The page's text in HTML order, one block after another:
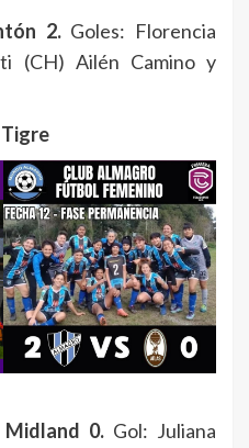
2.Goles: Florencia
(CH) Ailén Camino y
0. Gol: Juliana